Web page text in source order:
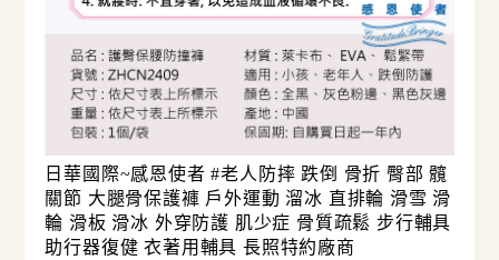
日華國際~感恩使者 #老人防摔 跌倒 骨折 臀部 髖
關節 大腿骨保護褲 戶外運動 溜冰 直排輪 滑雪 滑
輪 滑板 滑冰 外穿防護 肌少症 骨質疏鬆 步行輔具
助行器復健 衣著用輔具 長照特約廠商